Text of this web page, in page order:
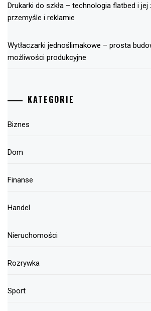
Drukarki do szkła – technologia flatbed i
przemyśle i reklamie
Wytłaczarki jednoślimakowe – prosta
możliwości produkcyjne
KATEGORIE
Biznes
Dom
Finanse
Handel
Nieruchomości
Rozrywka
Sport